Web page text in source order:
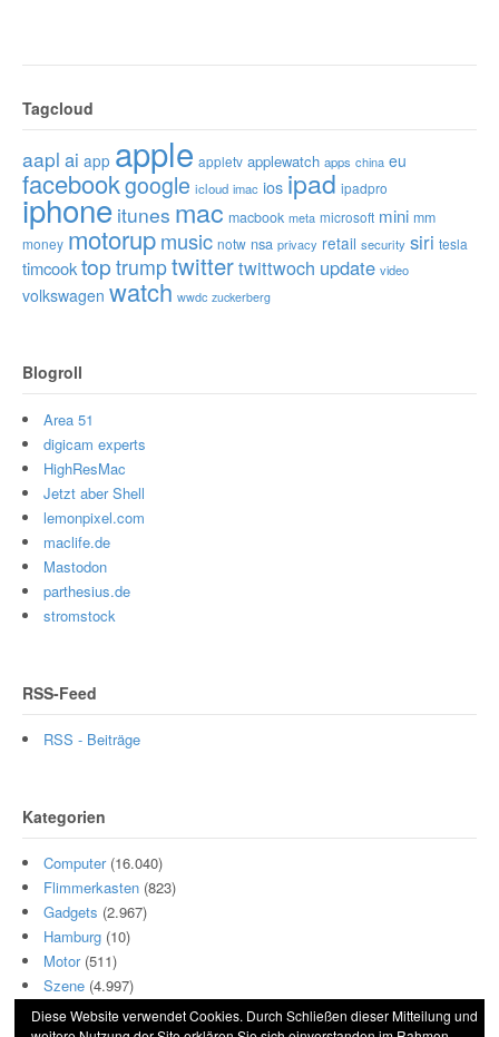
Tagcloud
aapl ai app apple appletv applewatch apps china eu
facebookgoogle icloud imac ios ipad ipadpro
iphone itunes mac macbook meta microsoft mini mm
money motorupmusic notw nsa privacy retail security siri tesla
timcooktop trumptwittertwittwoch update video
volkswagen watch wwdc zuckerberg
Blogroll
Area 51
digicam experts
HighResMac
Jetzt aber Shell
lemonpixel.com
maclife.de
Mastodon
parthesius.de
stromstock
RSS-Feed
RSS - Beiträge
Kategorien
Computer(16.040)
Flimmerkasten (823)
Gadgets (2.967)
Hamburg (10)
Motor(511)
Szene (4.997)
Diese Website verwendet Cookies. Durch Schließen dieser Mitteilung und